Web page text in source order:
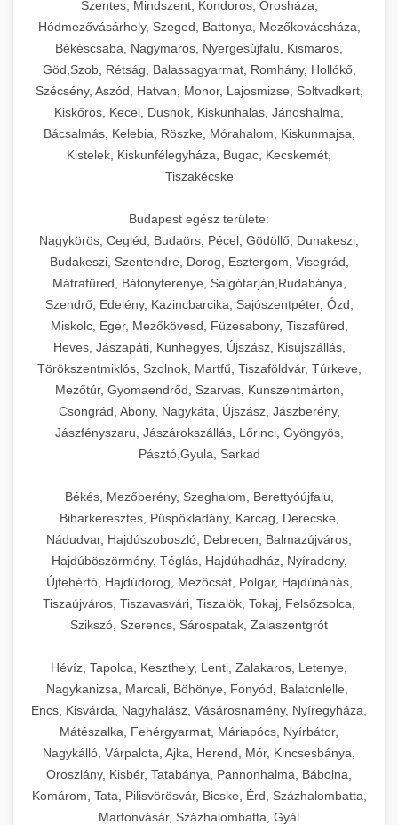
Szentes, Mindszent, Kondoros, Orosháza,
Hódmezővásárhely, Szeged, Battonya, Mezőkovácsháza,
Békéscsaba, Nagymaros, Nyergesújfalu, Kismaros,
Göd,Szob, Rétság, Balassagyarmat, Romhány, Hollókő,
Szécsény, Aszód, Hatvan, Monor, Lajosmizse, Soltvadkert,
Kiskőrös, Kecel, Dusnok, Kiskunhalas, Jánoshalma,
Bácsalmás, Kelebia, Röszke, Mórahalom, Kiskunmajsa,
Kistelek, Kiskunfélegyháza, Bugac, Kecskemét,
Tiszakécske
Budapest egész területe:
Nagykörös, Cegléd, Budaörs, Pécel, Gödöllő, Dunakeszi,
Budakeszi, Szentendre, Dorog, Esztergom, Visegrád,
Mátrafüred, Bátonyterenye, Salgótarján,Rudabánya,
Szendrő, Edelény, Kazincbarcika, Sajószentpéter, Ózd,
Miskolc, Eger, Mezőkövesd, Füzesabony, Tiszafüred,
Heves, Jászapáti, Kunhegyes, Újszász, Kisújszállás,
Törökszentmiklós, Szolnok, Martfű, Tiszaföldvár, Túrkeve,
Mezőtúr, Gyomaendrőd, Szarvas, Kunszentmárton,
Csongrád, Abony, Nagykáta, Újszász, Jászberény,
Jászfényszaru, Jászárokszállás, Lőrinci, Gyöngyös,
Pásztó,Gyula, Sarkad
Békés, Mezőberény, Szeghalom, Berettyóújfalu,
Biharkeresztes, Püspökladány, Karcag, Derecske,
Nádudvar, Hajdúszoboszló, Debrecen, Balmazújváros,
Hajdúböszörmény, Téglás, Hajdúhadház, Nyíradony,
Újfehértó, Hajdúdorog, Mezőcsát, Polgár, Hajdúnánás,
Tiszaújváros, Tiszavasvári, Tiszalök, Tokaj, Felsőzsolca,
Szikszó, Szerencs, Sárospatak, Zalaszentgrót
Hévíz, Tapolca, Keszthely, Lenti, Zalakaros, Letenye,
Nagykanizsa, Marcali, Böhönye, Fonyód, Balatonlelle,
Encs, Kisvárda, Nagyhalász, Vásárosnamény, Nyíregyháza,
Mátészalka, Fehérgyarmat, Máriapócs, Nyírbátor,
Nagykálló, Várpalota, Ajka, Herend, Mór, Kincsesbánya,
Oroszlány, Kisbér, Tatabánya, Pannonhalma, Bábolna,
Komárom, Tata, Pilisvörösvár, Bicske, Érd, Százhalombatta,
Martonvásár, Százhalombatta, Gyál